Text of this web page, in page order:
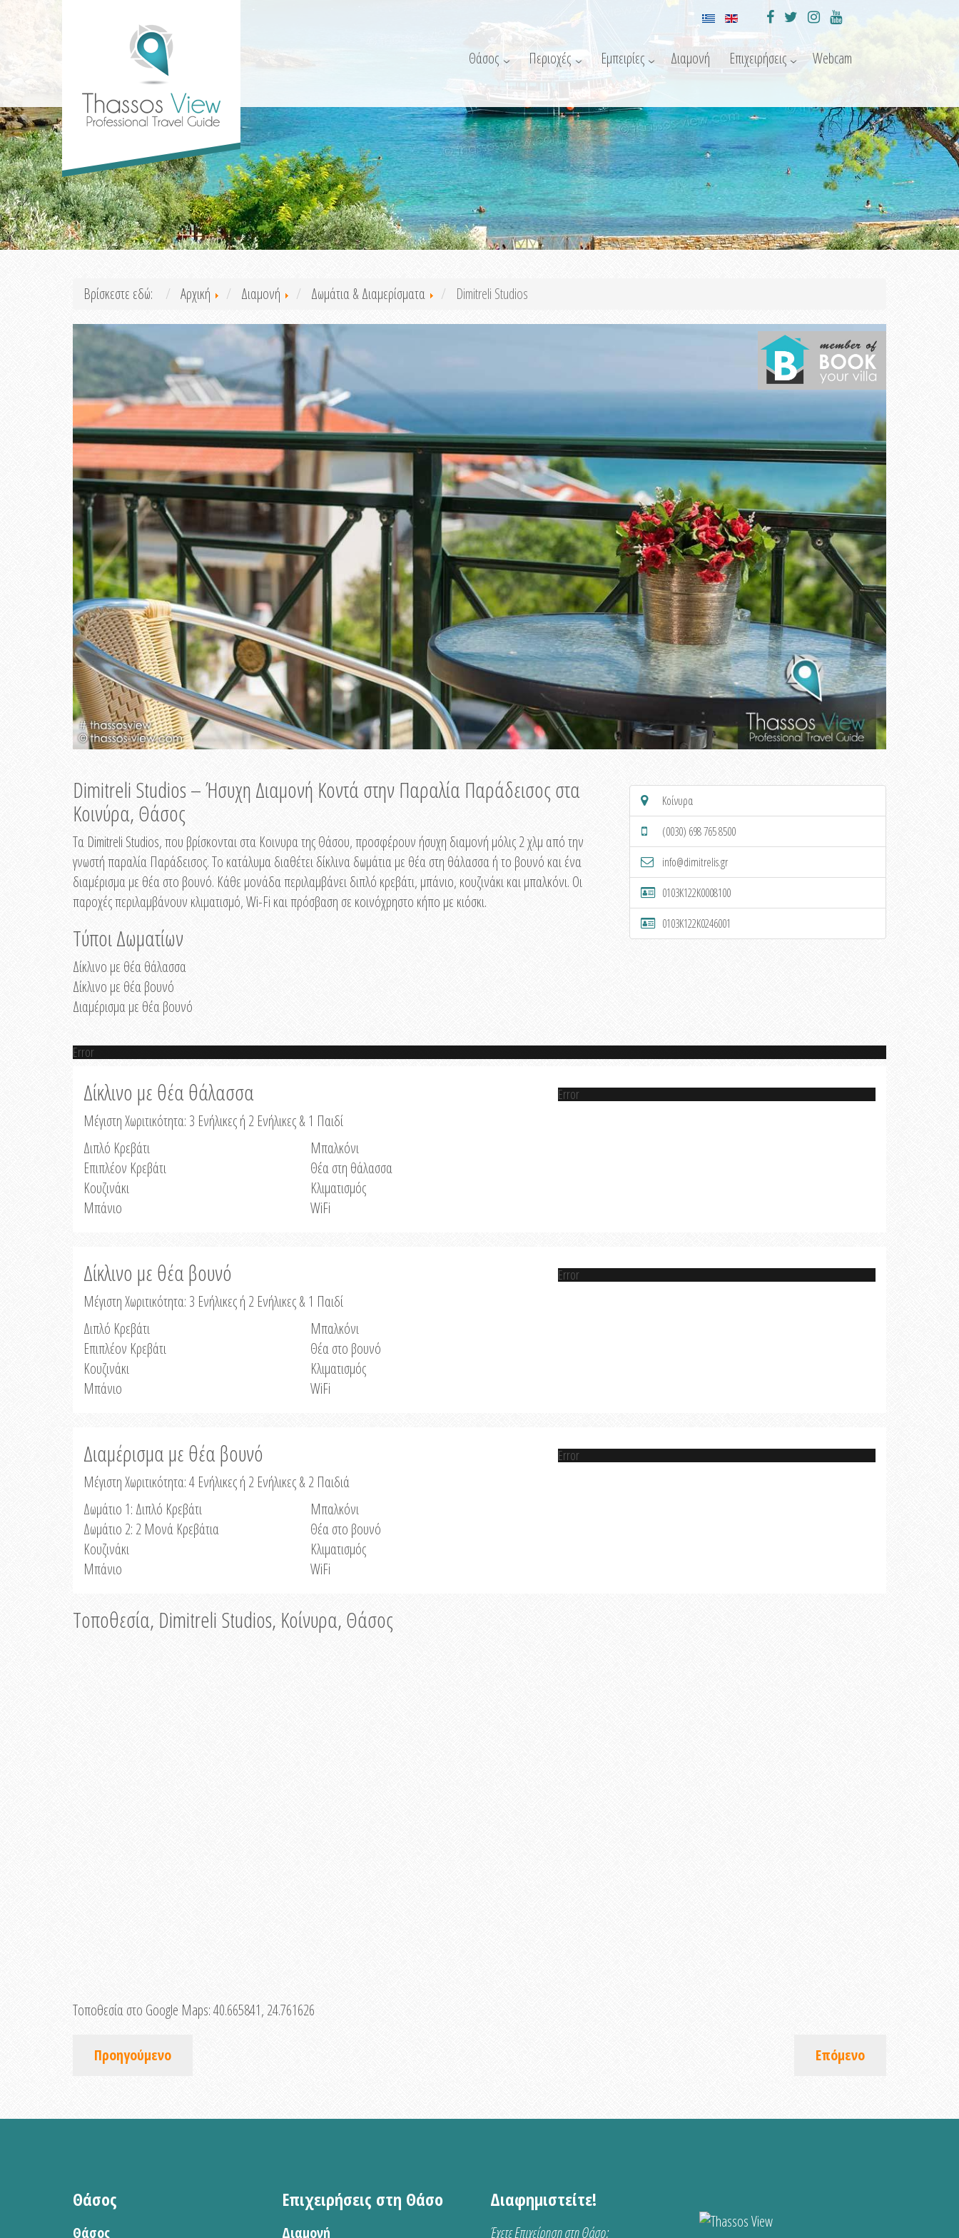
Θάσος Περιοχές Εμπειρίες Διαμονή Επιχειρήσεις Webcam
Βρίσκεστε εδώ: Αρχική Διαμονή Δωμάτια & Διαμερίσματα Dimitreli Studios
Dimitreli Studios – Ήσυχη Διαμονή Κοντά στην Παραλία Παράδεισος στα
Κοινύρα, Θάσος
Τα Dimitreli Studios, που βρίσκονται στα Κοινυρα της Θάσου, προσφέρουν ήσυχη διαμονή μόλις 2 χλμ από την
γνωστή παραλία Παράδεισος. Το κατάλυμα διαθέτει δίκλινα δωμάτια με θέα στη θάλασσα ή το βουνό και ένα
διαμέρισμα με θέα στο βουνό. Κάθε μονάδα περιλαμβάνει διπλό κρεβάτι, μπάνιο, κουζινάκι και μπαλκόνι. Οι
παροχές περιλαμβάνουν κλιματισμό, Wi-Fi και πρόσβαση σε κοινόχρηστο κήπο με κιόσκι.
Τύποι Δωματίων
Δίκλινο με θέα θάλασσα
Δίκλινο με θέα βουνό
Διαμέρισμα με θέα βουνό
Κοίνυρα
(0030) 698 765 8500
info@dimitrelis.gr
0103K122K0008100
0103K122K0246001
Error
Δίκλινο με θέα θάλασσα
Μέγιστη Χωριτικότητα: 3 Ενήλικες ή 2 Ενήλικες & 1 Παιδί
Διπλό Κρεβάτι
Επιπλέον Κρεβάτι
Κουζινάκι
Μπάνιο
Μπαλκόνι
Θέα στη θάλασσα
Κλιματισμός
WiFi
Error
Δίκλινο με θέα βουνό
Μέγιστη Χωριτικότητα: 3 Ενήλικες ή 2 Ενήλικες & 1 Παιδί
Διπλό Κρεβάτι
Επιπλέον Κρεβάτι
Κουζινάκι
Μπάνιο
Μπαλκόνι
Θέα στο βουνό
Κλιματισμός
WiFi
Error
Διαμέρισμα με θέα βουνό
Μέγιστη Χωριτικότητα: 4 Ενήλικες ή 2 Ενήλικες & 2 Παιδιά
Δωμάτιο 1: Διπλό Κρεβάτι
Δωμάτιο 2: 2 Μονά Κρεβάτια
Κουζινάκι
Μπάνιο
Μπαλκόνι
Θέα στο βουνό
Κλιματισμός
WiFi
Error
Τοποθεσία, Dimitreli Studios, Κοίνυρα, Θάσος
Τοποθεσία στο Google Maps:40.665841, 24.761626
Προηγούμενο Επόμενο
Θάσος
Θάσος
Επιχειρήσεις στη Θάσο
Διαμονή
Διαφημιστείτε!
Έχετε Επιχείρηση στη Θάσο;